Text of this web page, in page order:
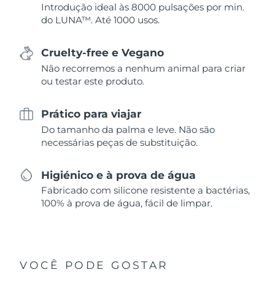
Introdução ideal às 8000 pulsações por min.
do LUNA™. Até 1000 usos.
Cruelty-free e Vegano
Não recorremos a nenhum animal para criar
ou testar este produto.
Prático para viajar
Do tamanho da palma e leve. Não são
necessárias peças de substituição.
Higiénico e à prova de água
Fabricado com silicone resistente a bactérias,
100% à prova de água, fácil de limpar.
VOCÊ PODE GOSTAR